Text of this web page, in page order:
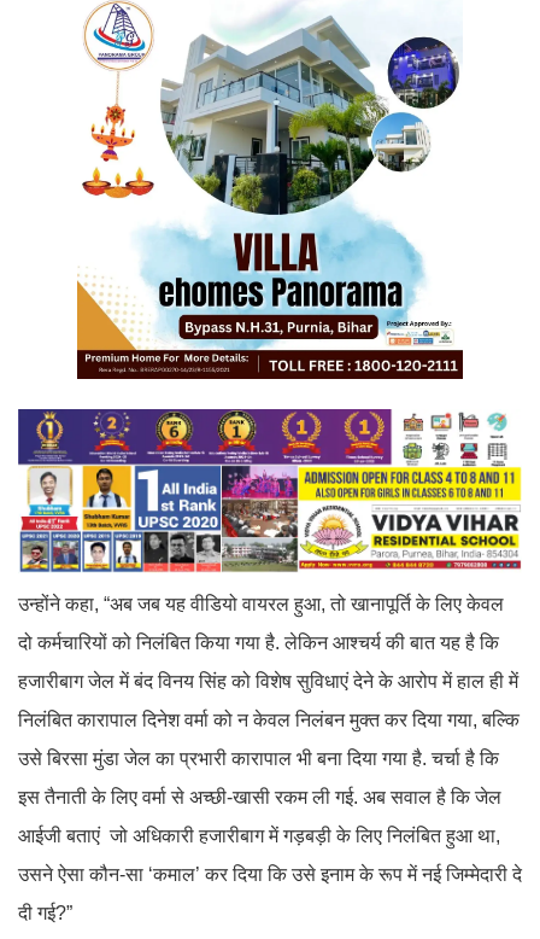
उन्होंने कहा, “अब जब यह वीडियो वायरल हुआ, तो खानापूर्ति के लिए केवल
दो कर्मचारियों को निलंबित किया गया है. लेकिन आश्चर्य की बात यह है कि
हजारीबाग जेल में बंद विनय सिंह को विशेष सुविधाएं देने के आरोप में हाल ही में
निलंबित कारापाल दिनेश वर्मा को न केवल निलंबन मुक्त कर दिया गया, बल्कि
उसे बिरसा मुंडा जेल का प्रभारी कारापाल भी बना दिया गया है. चर्चा है कि
इस तैनाती के लिए वर्मा से अच्छी-खासी रकम ली गई. अब सवाल है कि जेल
आईजी बताएं जो अधिकारी हजारीबाग में गड़बड़ी के लिए निलंबित हुआ था,
उसने ऐसा कौन-सा ‘कमाल’ कर दिया कि उसे इनाम के रूप में नई जिम्मेदारी दे
दी गई?”